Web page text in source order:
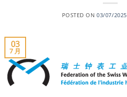
POSTED ON03/07/2025
03
7 月